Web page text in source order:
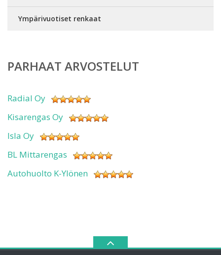
Ympärivuotiset renkaat
PARHAAT ARVOSTELUT
Radial Oy
Kisarengas Oy
Isla Oy
BL Mittarengas
Autohuolto K-Ylönen